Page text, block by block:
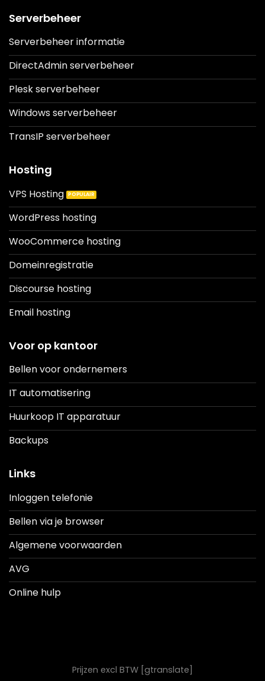
Serverbeheer
Serverbeheer informatie
DirectAdmin serverbeheer
Plesk serverbeheer
Windows serverbeheer
TransIP serverbeheer
Hosting
VPS Hosting
WordPress hosting
WooCommerce hosting
Domeinregistratie
Discourse hosting
Email hosting
Voor op kantoor
Bellen voor ondernemers
IT automatisering
Huurkoop IT apparatuur
Backups
Links
Inloggen telefonie
Bellen via je browser
Algemene voorwaarden
AVG
Online hulp
Prijzen excl BTW [gtranslate]